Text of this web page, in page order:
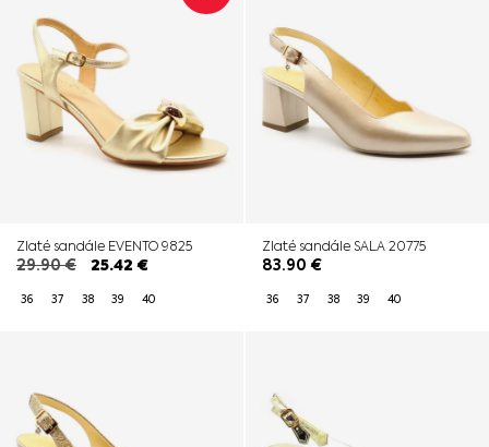
Zlaté sandále EVENTO 9825
29.90€ 25.42 €
36 37 38 39 40
Zlaté sandále SALA 20775
83.90 €
36 37 38 39 40